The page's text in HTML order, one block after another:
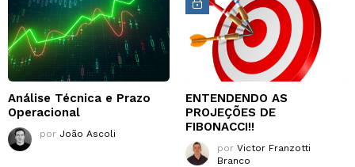
Análise Técnica e Prazo
Operacional
por João Ascoli
ENTENDENDO AS
PROJEÇÕES DE
FIBONACCI!!
por Victor Franzotti
Branco